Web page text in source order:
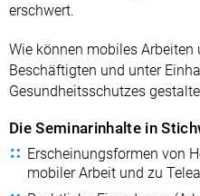
erschwert.
Wie können mobiles
Beschäftigten und unter
Gesundheitsschutzes
Die Seminarinhalte in
Erscheinungsformen von
mobiler Arbeit und zu